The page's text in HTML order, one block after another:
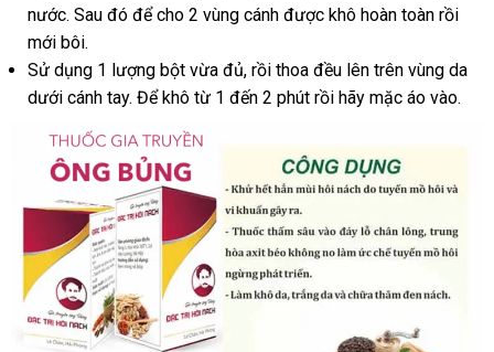
tại
nhà
khỏi
vĩnh
viễn
review
nước. Sau đó để cho 2 vùng cánh được khô hoàn toàn rồi
mới bôi.
Sử dụng 1 lượng bột vừa đủ, rồi thoa đều lên trên vùng da
dưới cánh tay. Để khô từ 1 đến 2 phút rồi hãy mặc áo vào.